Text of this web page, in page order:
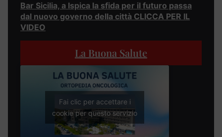
Bar Sicilia, a Ispica la sfida per il futuro passa
dal nuovo governo della città CLICCA PER IL
VIDEO
La Buona Salute
Fai clic per accettare i
cookie per questo servizio